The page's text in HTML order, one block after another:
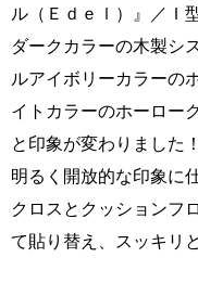
ル（Ｅｄｅｌ）』／Ｉ
ダークカラーの木製シ
ルアイボリーカラーの
イトカラーのホーロー
と印象が変わりました
明るく開放的な印象に
クロスとクッションフ
て貼り替え、スッキリ